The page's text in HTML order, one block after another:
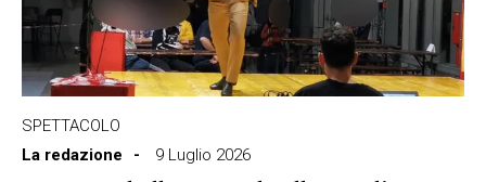
SPETTACOLO
La redazione
9 Luglio 2026